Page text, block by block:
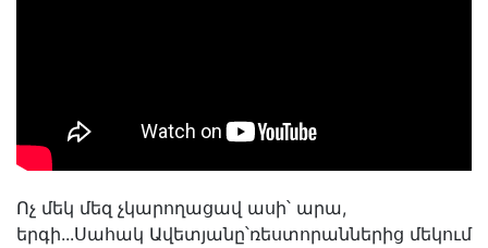
Ոչ մեկ մեզ չկարողացավ ասի՝ արա,
երգի...Սահակ Ավետյանը՝ռեստորաններից մեկում